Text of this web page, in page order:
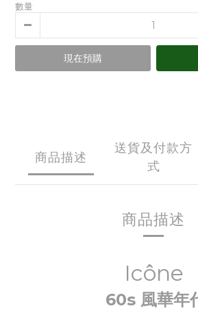
數量
現在預購
商品描述
送貨及付款方
式
商品描述
Icône
60s 風華年